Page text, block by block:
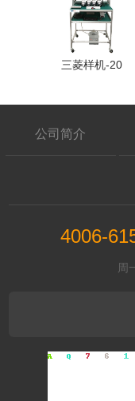
三菱样机-20
公司简介
4006-
周